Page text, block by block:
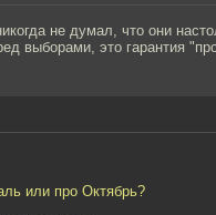
не думал, что они
выборами, это гарантия
или про Октябрь?